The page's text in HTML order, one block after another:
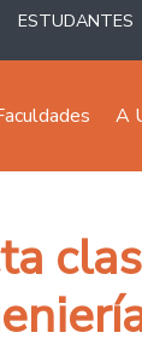
ESTUDANTES
A